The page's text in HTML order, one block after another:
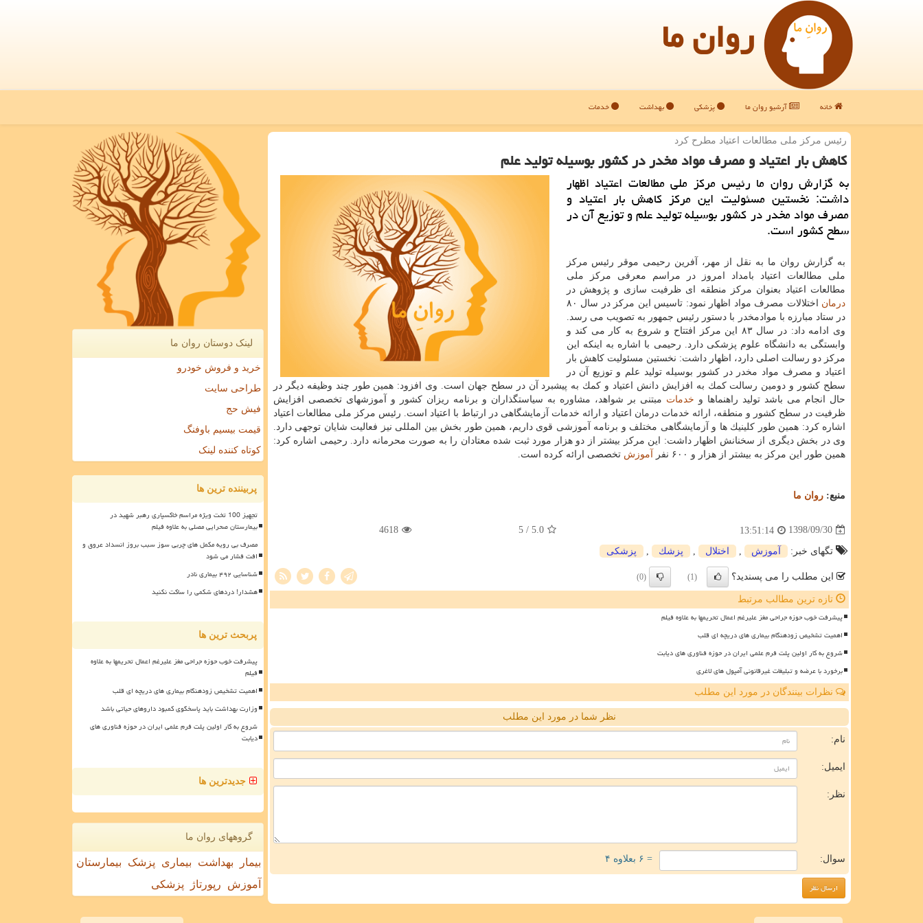
روان ما
خانه آرشیو روان ما پزشکی بهداشت خدمات
رئیس مركز ملی مطالعات اعتیاد مطرح كرد
كاهش بار اعتیاد و مصرف مواد مخدر در كشور بوسیله تولید علم
به گزارش روان ما رئیس مركز ملی مطالعات اعتیاد اظهار
داشت: نخستین مسئولیت این مركز كاهش بار اعتیاد و
مصرف مواد مخدر در كشور بوسیله تولید علم و توزیع آن در
سطح كشور است.
به گزارش روان ما به نقل از مهر، آفرین رحیمی موقر رئیس مركز
ملی مطالعات اعتیاد بامداد امروز در مراسم معرفی مركز ملی
مطالعات اعتیاد بعنوان مركز منطقه ای ظرفیت سازی و پژوهش در
درمان
اختلالات مصرف مواد اظهار نمود: تاسیس این مركز در سال ۸۰
در ستاد مبارزه با موادمخدر با دستور رئیس جمهور به تصویب می رسد.
وی ادامه داد: در سال ۸۳ این مركز افتتاح و شروع به كار می كند و
وابستگی به دانشگاه علوم پزشكی دارد. رحیمی با اشاره به اینكه این
مركز دو رسالت اصلی دارد، اظهار داشت: نخستین مسئولیت كاهش بار
اعتیاد و مصرف مواد مخدر در كشور بوسیله تولید علم و توزیع آن در
سطح كشور و دومین رسالت كمك به افزایش دانش اعتیاد و كمك به پیشبرد آن در سطح جهان است. وی افزود: همین طور چند وظیفه دیگر در
حال انجام می باشد تولید راهنماها و خدمات مبتنی بر شواهد، مشاوره به سیاستگذاران و برنامه ریزان كشور و آموزشهای تخصصی افزایش
ظرفیت در سطح كشور و منطقه، ارائه خدمات درمان اعتیاد و ارائه خدمات آزمایشگاهی در ارتباط با اعتیاد است. رئیس مركز ملی مطالعات اعتیاد
اشاره كرد: همین طور كلینیك ها و آزمایشگاهی مختلف و برنامه آموزشی قوی داریم، همین طور بخش بین المللی نیز فعالیت شایان توجهی دارد.
وی در بخش دیگری از سخنانش اظهار داشت: این مركز بیشتر از دو هزار مورد ثبت شده معتادان را به صورت محرمانه دارد. رحیمی اشاره كرد:
همین طور این مركز به بیشتر از هزار و ۶۰۰ نفر
آموزش تخصصی ارائه كرده است.
منبع: روان ما
1398/09/30
13:51:14
5.0
/ 5
4618
تگهای خبر: آموزش اختلال پزشك پزشكی
این مطلب را می پسندید؟ (1)
(0)
تازه ترین مطالب مرتبط
پیشرفت خوب حوزه جراحی مغز علیرغم اعمال تحریمها به علاوه فیلم
اهمیت تشخیص زودهنگام بیماری های دریچه ای قلب
شروع به کار اولین پلت فرم علمی ایران در حوزه فناوری های دیابت
برخورد با عرضه و تبلیغات غیرقانونی آمپول های لاغری
نظرات بینندگان در مورد این مطلب
نظر شما در مورد این مطلب
نام:
ایمیل:
نظر:
سوال: = ۶ بعلاوه ۴
لینک دوستان روان ما
خرید و فروش خودرو
طراحی سایت
فیش حج
قیمت بیسیم باوفنگ
کوتاه کننده لینک
پربیننده ترین ها
تجهیز 100 تخت ویژه مراسم خاکسپاری رهبر شهید در
بیمارستان صحرایی مصلی به علاوه فیلم
مصرف بی رویه مکمل های چربی سوز سبب بروز انسداد عروق و
افت فشار می شود
شناسایی ۴۹۲ بیماری نادر
هشدار! دردهای شکمی را ساکت نکنید
پربحث ترین ها
پیشرفت خوب حوزه جراحی مغز علیرغم اعمال تحریمها به علاوه
فیلم
اهمیت تشخیص زودهنگام بیماری های دریچه ای قلب
وزارت بهداشت باید پاسخگوی کمبود داروهای حیاتی باشد
شروع به کار اولین پلت فرم علمی ایران در حوزه فناوری های
دیابت
جدیدترین ها
گروههای روان ما
بیمار بهداشت بیماری پزشک
بیمارستان
آموزش
رپورتاژ پزشکی